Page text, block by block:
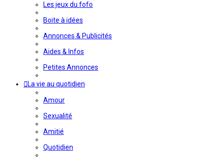
Les jeux du fofo
Boite à idées
Annonces & Publicités
Aides & Infos
Petites Annonces
La vie au quotidien
Amour
Sexualité
Amitié
Quotidien